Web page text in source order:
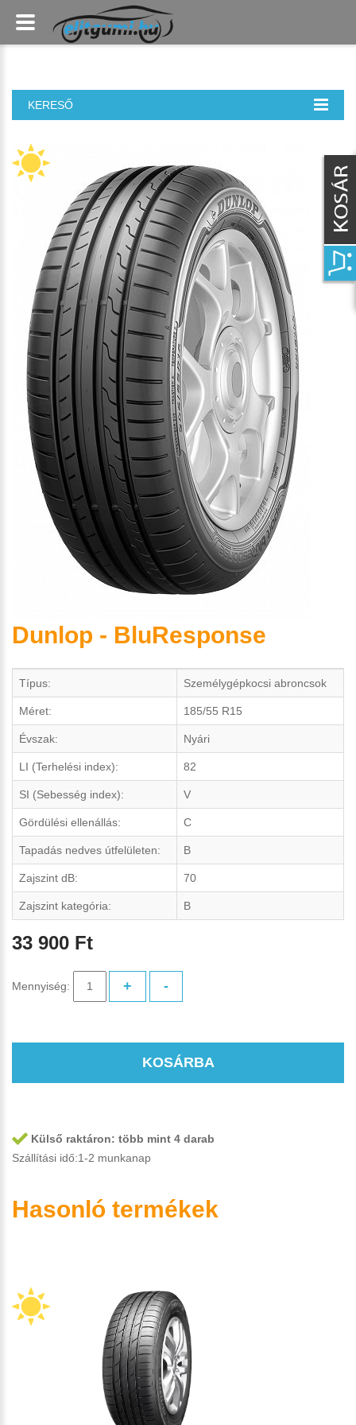
KERESŐ
Dunlop - BluResponse
Típus: Személygépkocsi abroncsok
Méret: 185/55 R15
Évszak: Nyári
LI (Terhelési index): 82
SI (Sebesség index): V
Gördülési ellenállás: C
Tapadás nedves útfelületen: B
Zajszint dB: 70
Zajszint kategória: B
33 900 Ft
Mennyiség: + -
KOSÁRBA
Külső raktáron: több mint 4 darab
Szállítási idő:1-2 munkanap
Hasonló termékek